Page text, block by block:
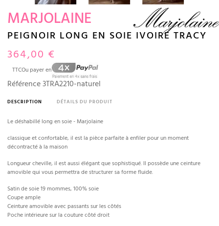
MARJOLAINE
PEIGNOIR LONG EN SOIE IVOIRE TRACY
364,00 €
TTCOu payer en
Référence3TRA2210-naturel
DESCRIPTION DÉTAILS DU PRODUIT
Le déshabillé long en soie - Marjolaine
classique et confortable, il est la pièce parfaite à enfiler pour un moment
décontracté à la maison
Longueur cheville, il est aussi élégant que sophistiqué. Il possède une ceinture
amovible qui vous permettra de structurer sa forme fluide.
Satin de soie 19 mommes, 100% soie
Coupe ample
Ceinture amovible avec passants sur les côtés
Poche intérieure sur la couture côté droit